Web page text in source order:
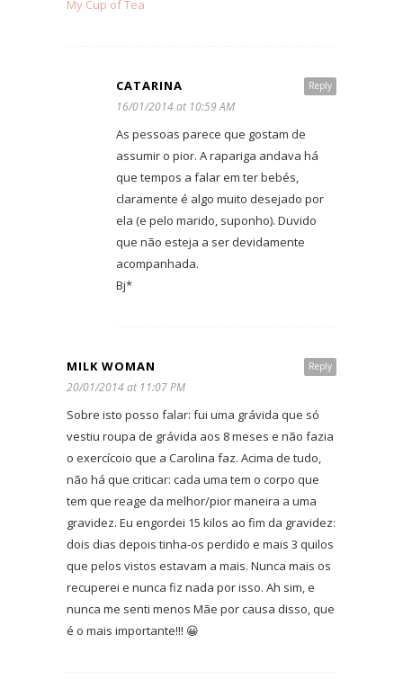
My Cup of Tea
Reply
CATARINA
16/01/2014 at 10:59 AM
As pessoas parece que gostam de
assumir o pior. A rapariga andava há
que tempos a falar em ter bebés,
claramente é algo muito desejado por
ela (e pelo marido, suponho). Duvido
que não esteja a ser devidamente
acompanhada.
Bj*
Reply
MILK WOMAN
20/01/2014 at 11:07 PM
Sobre isto posso falar: fui uma grávida que só
vestiu roupa de grávida aos 8 meses e não fazia
o exercícoio que a Carolina faz. Acima de tudo,
não há que criticar: cada uma tem o corpo que
tem que reage da melhor/pior maneira a uma
gravidez. Eu engordei 15 kilos ao fim da gravidez:
dois dias depois tinha-os perdido e mais 3 quilos
que pelos vistos estavam a mais. Nunca mais os
recuperei e nunca fiz nada por isso. Ah sim, e
nunca me senti menos Mãe por causa disso, que
é o mais importante!!! 😀